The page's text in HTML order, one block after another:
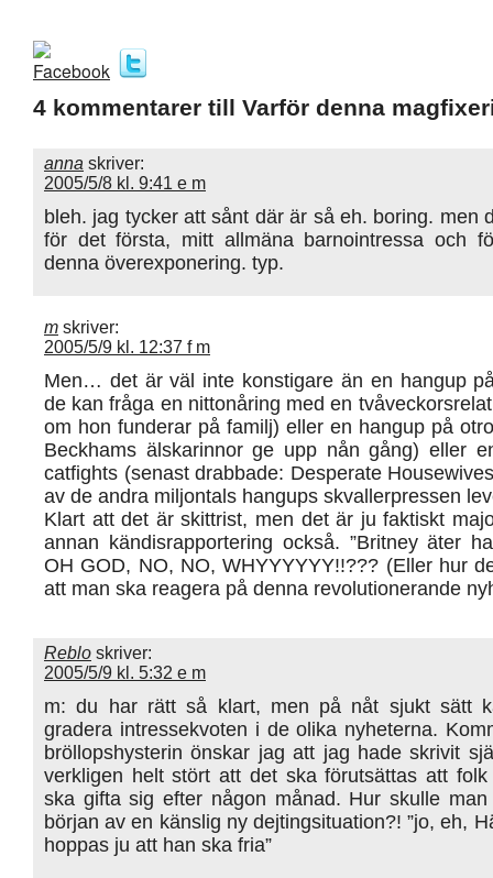
4 kommentarer till Varför denna
anna skriver:
2005/5/8 kl. 9:41 e m
bleh. jag tycker att sånt där är så eh. boring. men
för det första, mitt allmäna barnointressa och
denna överexponering. typ.
m skriver:
2005/5/9 kl. 12:37 f m
Men… det är väl inte konstigare än en hangup
de kan fråga en nittonåring med en
om hon funderar på familj) eller en hangup på
Beckhams älskarinnor ge upp nån gång) eller
catfights (senast drabbade: Desperate
av de andra miljontals hangups skvallerpressen
Klart att det är skittrist, men det är ju faktiskt
annan kändisrapportering också. ”Britney äter
OH GOD, NO, NO, WHYYYYYY!!??? (Eller hur
att man ska reagera på denna revolutionerande
Reblo skriver:
2005/5/9 kl. 5:32 e m
m: du har rätt så klart, men på nåt sjukt sätt
gradera intressekvoten i de olika nyheterna.
bröllopshysterin önskar jag att jag hade skrivit
verkligen helt stört att det ska förutsättas att
ska gifta sig efter någon månad. Hur skulle
början av en känslig ny dejtingsituation?! ”jo, eh,
hoppas ju att han ska fria”